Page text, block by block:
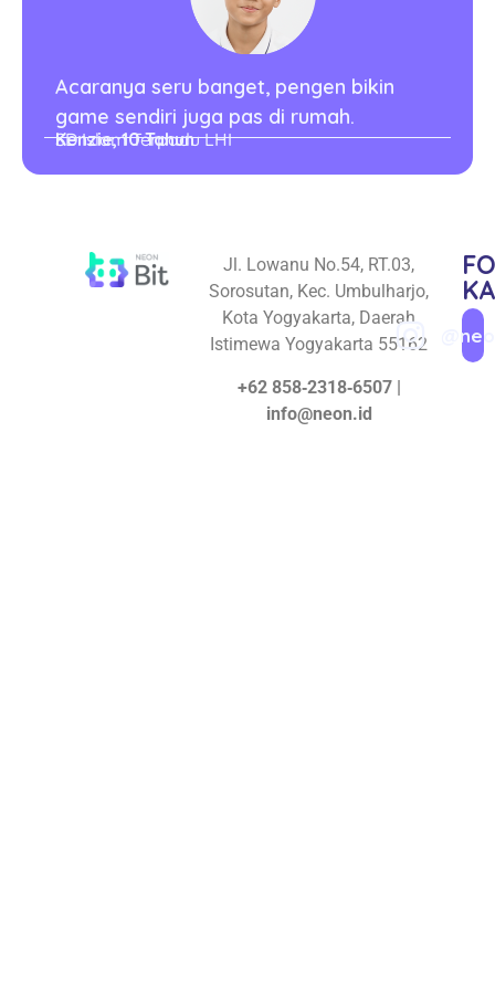
Acaranya seru banget, pengen bikin
game sendiri juga pas di rumah.
Kenzie, 10 Tahun
SD Islam Terpadu LHI
Jl. Lowanu No.54, RT.03,
Sorosutan, Kec. Umbulharjo,
Kota Yogyakarta, Daerah
Istimewa Yogyakarta 55162
+62 858‑2318‑6507 |
info@neon.id